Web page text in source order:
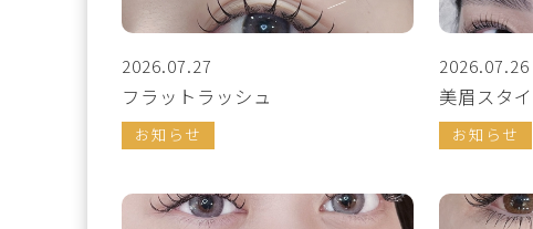
2026.07.27
フラットラッシュ
お知らせ
2026.07.26
美眉スタ
お知らせ